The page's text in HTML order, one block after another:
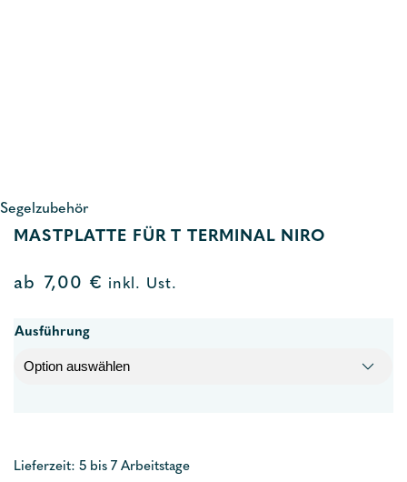
Segelzubehör
MASTPLATTE FÜR T TERMINAL NIRO
ab 7,00 € inkl. Ust.
Ausführung
Lieferzeit: 5 bis 7 Arbeitstage